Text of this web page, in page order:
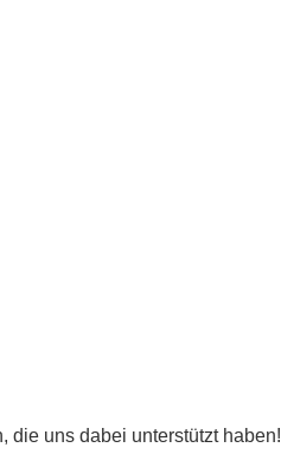
die uns dabei unterstützt haben!